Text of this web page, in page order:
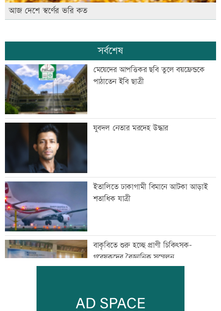
আজ দেশে স্বর্ণের ভরি কত
সর্বশেষ
মেয়েদের আপত্তিকর ছবি তুলে বয়ফ্রেন্ডকে
পাঠাতেন ইবি ছাত্রী
যুবদল নেতার মরদেহ উদ্ধার
ইতালিতে ঢাকাগামী বিমানে আটকা আড়াই
শতাধিক যাত্রী
বাকৃবিতে শুরু হচ্ছে প্রাণী চিকিৎসক-
গবেষকদের বৈজ্ঞানিক সম্মেলন
বন্দরে বিস্ফোরণে একই পরিবারের ৩ জন দগ্ধ